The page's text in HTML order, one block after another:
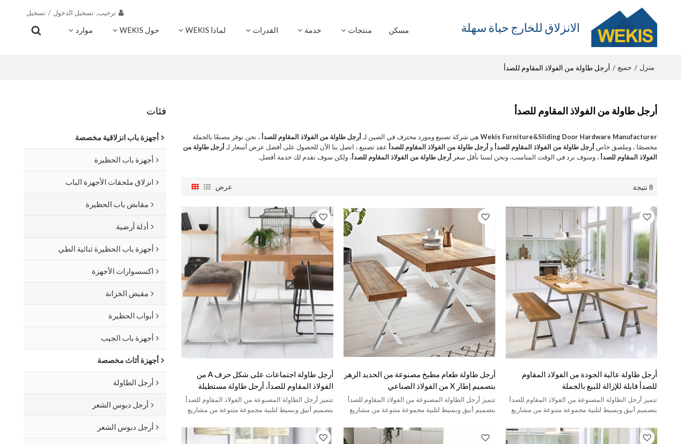
الانزلاق للخارج حياة سهلة
ترحيب, تسجيل الدخول / تسجيل
مسكن منتجات خدمة القدرات لماذا WEKIS حول WEKIS موارد
منزل / جميع / أرجل طاولة من الفولاذ المقاوم للصدأ
فئات
أجهزة باب انزلاقية مخصصة
أجهزة باب الحظيرة
انزلاق ملحقات الأجهزة الباب
مقابض باب الحظيرة
أدلة أرضية
أجهزة باب الحظيرة ثنائية الطي
اكسسوارات الأجهزة
مقبض الخزانة
أبواب الحظيرة
أجهزة باب الجيب
أجهزة أثاث مخصصة
أرجل الطاولة
أرجل دبوس الشعر
أرجل دبوس الشعر
أرجل طاولة من الفولاذ المقاوم للصدأ
Wekis Furniture&Sliding Door Hardware Manufacturerهي شركة تصنيع ومورد محترف في الصين لـأرجل طاولة من الفولاذ المقاوم للصدأ، نحن نوفر مصنعًا بالجملة
مخصصًا ، وملصق خاص أرجل طاولة من الفولاذ المقاوم للصدأو أرجل طاولة من الفولاذ المقاوم للصدأعقد تصنيع ، اتصل بنا الآن للحصول على أفضل عرض أسعار لـأرجل طاولة من
الفولاذ المقاوم للصدأ، وسوف نرد في الوقت المناسب، ونحن لسنا بأقل سعر أرجل طاولة من الفولاذ المقاوم للصدأ، ولكن سوف نقدم لك خدمة أفضل.
8 نتيجة عرض
أرجل طاولة عالية الجودة من الفولاذ المقاوم
للصدأ قابلة للإزالة للبيع بالجملة
تتميز أرجل الطاولة المصنوعة من الفولاذ المقاوم للصدأ
بتصميم أنيق وبسيط لتلبية مجموعة متنوعة من مشاريع
أرجل طاولة طعام مطبخ مصنوعة من الحديد الزهر
بتصميم إطار X من الفولاذ الصناعي
تتميز أرجل الطاولة المصنوعة من الفولاذ المقاوم للصدأ
بتصميم أنيق وبسيط لتلبية مجموعة متنوعة من مشاريع
أرجل طاولة اجتماعات على شكل حرف A من
الفولاذ المقاوم للصدأ، أرجل طاولة مستطيلة
مصقولة من المعدن المطروق لطاولات الطعام
تتميز أرجل الطاولة المصنوعة من الفولاذ المقاوم للصدأ
بتصميم أنيق وبسيط لتلبية مجموعة متنوعة من مشاريع